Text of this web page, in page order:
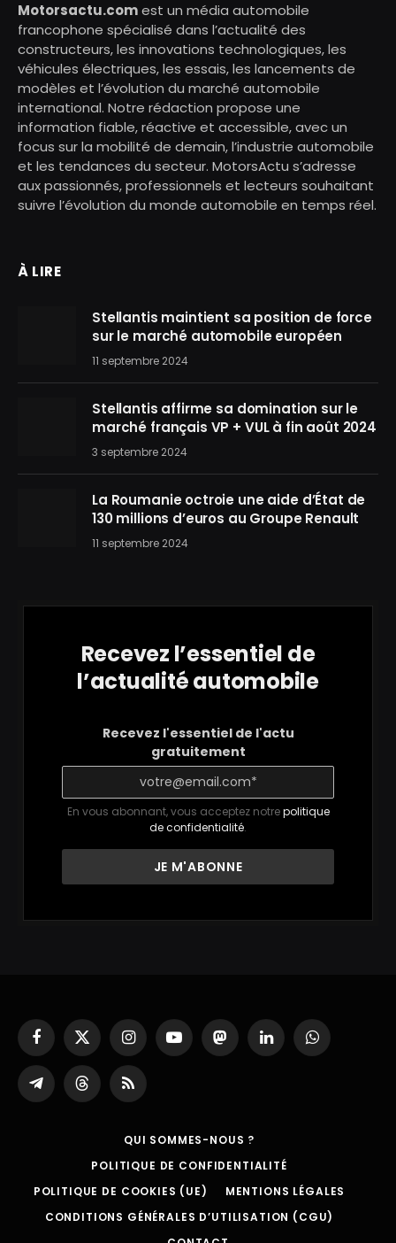
Motorsactu.comest un média automobile
francophone spécialisé dans l’actualité des
constructeurs, les innovations technologiques, les
véhicules électriques, les essais, les lancements de
modèles et l’évolution du marché automobile
international. Notre rédaction propose une
information fiable, réactive et accessible, avec un
focus sur la mobilité de demain, l’industrie automobile
et les tendances du secteur. MotorsActu s’adresse
aux passionnés, professionnels et lecteurs souhaitant
suivre l’évolution du monde automobile en temps réel.
À LIRE
Stellantis maintient sa position de force
sur le marché automobile européen
11 septembre 2024
Stellantis affirme sa domination sur le
marché français VP + VUL à fin août 2024
3 septembre 2024
La Roumanie octroie une aide d’État de
130 millions d’euros au Groupe Renault
11 septembre 2024
Recevez l’essentiel de
l’actualité automobile
Recevez l'essentiel de l'actu
gratuitement
En vous abonnant, vous acceptez notrepolitique
de confidentialité.
Facebook
X
(Twitter)
InstagramYouTubeMastodonLinkedInWhatsApp
Partager
sur
ThreadsRSS
QUI SOMMES-NOUS ?
POLITIQUE DE CONFIDENTIALITÉ
POLITIQUE DE COOKIES (UE)
MENTIONS LÉGALES
CONDITIONS GÉNÉRALES D’UTILISATION (CGU)